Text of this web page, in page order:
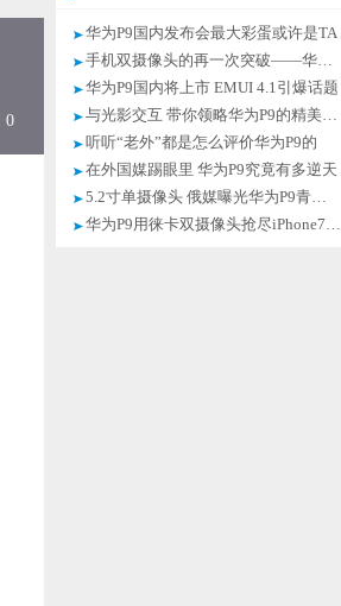
0
华为P9国内发布会最大彩蛋或许是TA
手机双摄像头的再一次突破——华为P9
华为P9国内将上市 EMUI 4.1引爆话题
与光影交互 带你领略华为P9的精美外观
听听“老外”都是怎么评价华为P9的
在外国媒踢眼里 华为P9究竟有多逆天
5.2寸单摄像头 俄媒曝光华为P9青春版
华为P9用徕卡双摄像头抢尽iPhone7风头